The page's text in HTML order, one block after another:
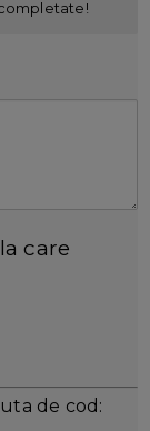
care
de cod: